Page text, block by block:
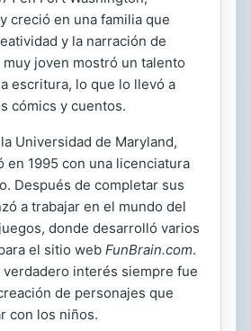
creció en una familia que
y la narración de
joven mostró un talento
escritura, lo que lo llevó a
cómics y cuentos.
Universidad de Maryland,
en 1995 con una licenciatura
Después de completar sus
a trabajar en el mundo del
donde desarrolló varios
el sitio web FunBrain.com.
verdadero interés siempre fue
de personajes que
con los niños.